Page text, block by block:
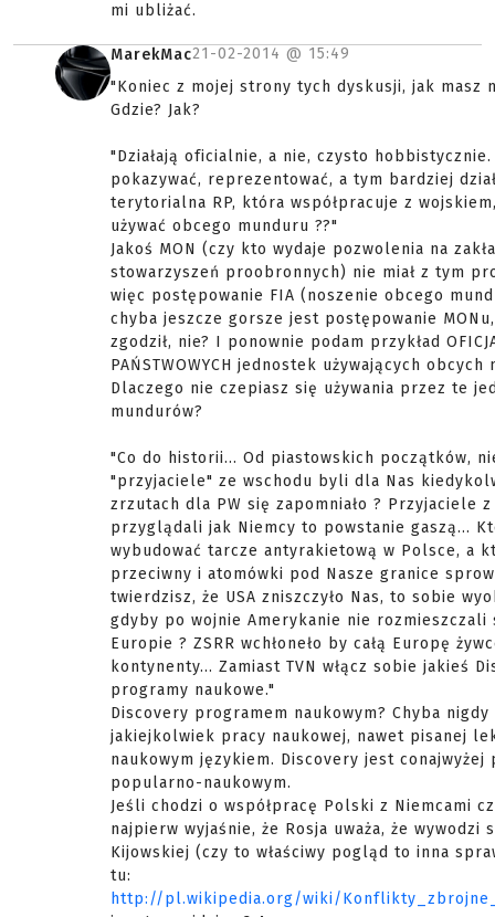
mi ubliżać.
MarekMac21-02-2014 @ 15:49
"Koniec z mojej strony tych dyskusji, jak masz
Gdzie? Jak?
"Działają oficialnie, a nie, czysto
pokazywać, reprezentować, a tym bardziej
terytorialna RP, która współpracuje z
używać obcego munduru ??"
Jakoś MON (czy kto wydaje pozwolenia na
stowarzyszeń proobronnych) nie miał z tym
więc postępowanie FIA (noszenie obcego
chyba jeszcze gorsze jest postępowanie
zgodził, nie? I ponownie podam przykład
PAŃSTWOWYCH jednostek używających obcych
Dlaczego nie czepiasz się używania przez te
mundurów?
"Co do historii... Od piastowskich początków,
"przyjaciele" ze wschodu byli dla Nas
zrzutach dla PW się zapomniało ? Przyjaciele
przyglądali jak Niemcy to powstanie gaszą...
wybudować tarcze antyrakietową w Polsce, a
przeciwny i atomówki pod Nasze granice
twierdzisz, że USA zniszczyło Nas, to sobie
gdyby po wojnie Amerykanie nie rozmieszczali
Europie ? ZSRR wchłoneło by całą Europę
kontynenty... Zamiast TVN włącz sobie jakieś
programy naukowe."
Discovery programem naukowym? Chyba
jakiejkolwiek pracy naukowej, nawet pisanej
naukowym językiem. Discovery jest conajwyżej
popularno-naukowym.
Jeśli chodzi o współpracę Polski z Niemcami
najpierw wyjaśnie, że Rosja uważa, że wywodzi
Kijowskiej (czy to właściwy pogląd to inna
tu:
http://pl.wikipedia.org/wiki/